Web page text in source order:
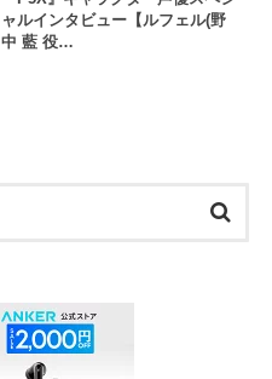
ャルインタビュー【ルフェル(野
中 藍 役…